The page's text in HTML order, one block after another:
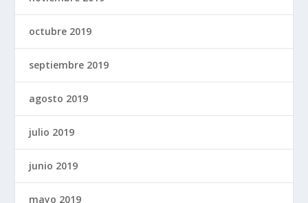
octubre 2019
septiembre 2019
agosto 2019
julio 2019
junio 2019
mayo 2019